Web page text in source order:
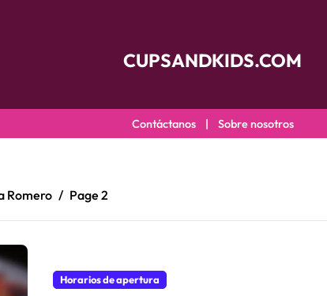
CUPSANDKIDS.COM
Contáctanos | Sobre nosotros
Romero Page 2
Horarios de apertura